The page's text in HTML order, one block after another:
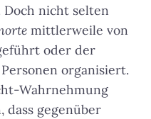
Doch nicht selten
mittlerweile von
oder der
organisiert.
Wahrnehmung
dass gegenüber